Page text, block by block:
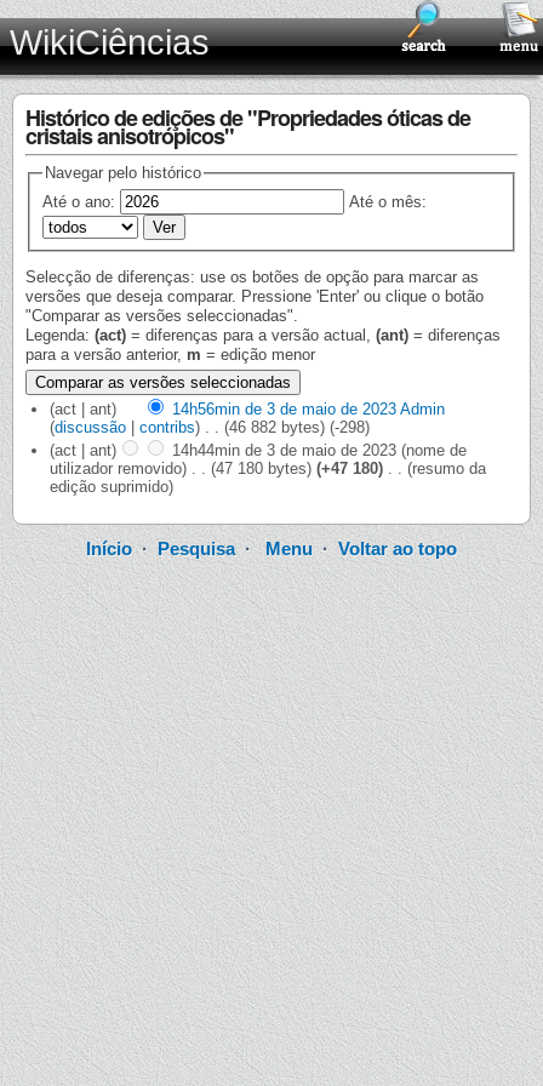
WikiCiências
Histórico de edições de "Propriedades óticas de
cristais anisotrópicos"
Navegar pelo histórico
Até o ano:
Até o mês:
Selecção de diferenças: use os botões de opção para marcar as
versões que deseja comparar. Pressione 'Enter' ou clique o botão
"Comparar as versões seleccionadas".
Legenda: (act) = diferenças para a versão actual, (ant) = diferenças
para a versão anterior, m = edição menor
(act | ant) 14h56min de 3 de maio de 2023 Admin
(discussão | contribs) (46 882 bytes) (-298)
(act | ant)
14h44min de 3 de maio de 2023 (nome de
utilizador removido)
(47 180 bytes) (+47 180)
(resumo da
edição suprimido)
Início· Pesquisa·Menu ·Voltar ao topo